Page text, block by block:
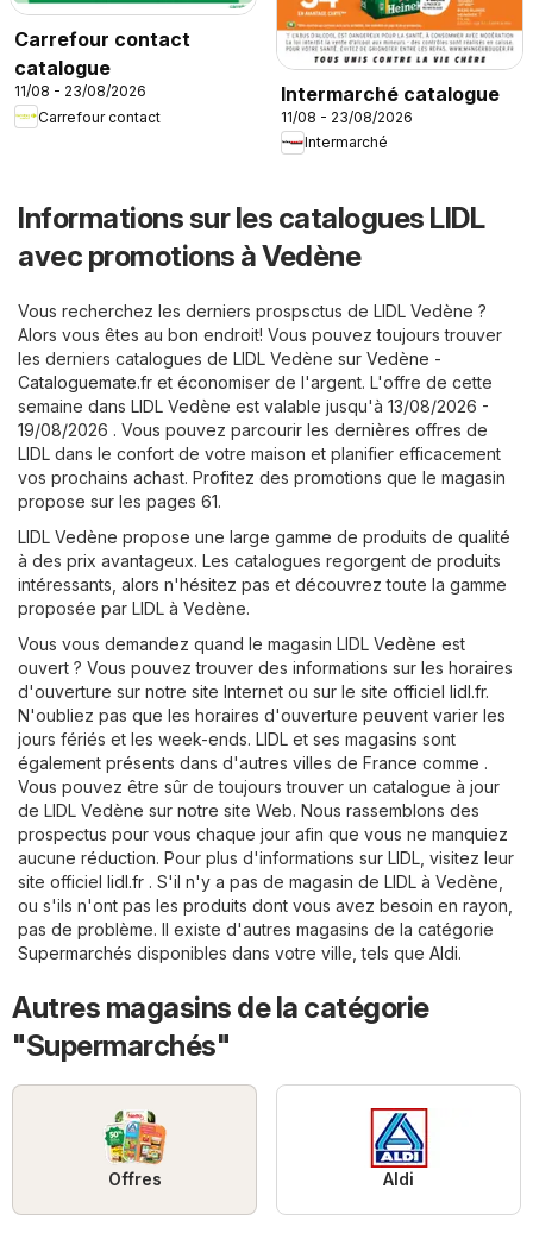
Carrefour contact
catalogue
11/08 - 23/08/2026
Carrefour contact
Intermarché catalogue
11/08 - 23/08/2026
Intermarché
Informations sur les catalogues LIDL
avec promotions à Vedène
Vous recherchez les derniers prospsctus de LIDL Vedène ?
Alors vous êtes au bon endroit! Vous pouvez toujours trouver
les derniers catalogues de LIDL Vedène sur Vedène -
Cataloguemate.fr et économiser de l'argent. L'offre de cette
semaine dans LIDL Vedène est valable jusqu'à 13/08/2026 -
19/08/2026 . Vous pouvez parcourir les dernières offres de
LIDL dans le confort de votre maison et planifier efficacement
vos prochains achast. Profitez des promotions que le magasin
propose sur les pages 61.
LIDL Vedène propose une large gamme de produits de qualité
à des prix avantageux. Les catalogues regorgent de produits
intéressants, alors n'hésitez pas et découvrez toute la gamme
proposée par LIDL à Vedène.
Vous vous demandez quand le magasin LIDL Vedène est
ouvert ? Vous pouvez trouver des informations sur les horaires
d'ouverture sur notre site Internet ou sur le site officiel lidl.fr.
N'oubliez pas que les horaires d'ouverture peuvent varier les
jours fériés et les week-ends. LIDL et ses magasins sont
également présents dans d'autres villes de France comme .
Vous pouvez être sûr de toujours trouver un catalogue à jour
de LIDL Vedène sur notre site Web. Nous rassemblons des
prospectus pour vous chaque jour afin que vous ne manquiez
aucune réduction. Pour plus d'informations sur LIDL, visitez leur
site officiel lidl.fr . S'il n'y a pas de magasin de LIDL à Vedène,
ou s'ils n'ont pas les produits dont vous avez besoin en rayon,
pas de problème. Il existe d'autres magasins de la catégorie
Supermarchés disponibles dans votre ville, tels que Aldi.
Autres magasins de la catégorie
"Supermarchés"
Offres Aldi